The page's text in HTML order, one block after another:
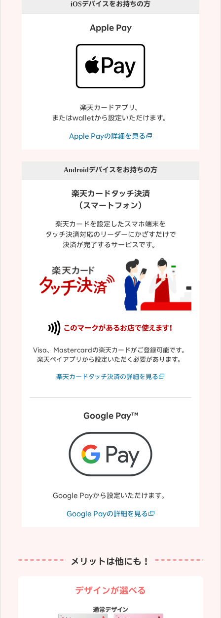
iOSデバイスをお持ちの方
Apple Pay
楽天カードアプリ、
またはwalletから設定いただけます。
Apple Payの詳細を見る
Androidデバイスをお持ちの方
楽天カードタッチ決済
（スマートフォン）
楽天カードを設定したスマホ端末を
タッチ決済対応のリーダーにかざすだけで
決済が完了するサービスです。
Visa、Mastercardの楽天カードがご登録可能です。
楽天ペイアプリから設定いただく必要があります。
楽天カードタッチ決済の詳細を見る
Google Pay™
Google Payから設定いただけます。
Google Payの詳細を見る
メリットは他にも！
デザインが選べる